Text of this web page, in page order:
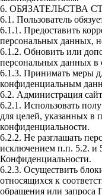
6. ОБЯЗАТЕЛЬСТВА
6.1. Пользователь
6.1.1. Предоставить
персональных данных,
6.1.2. Обновить или
персональных данных в
6.1.3. Принимать меры
конфиденциальным
6.2. Администрация
6.2.1. Использовать
для целей, указанных в
конфиденциальности.
6.2.2. Не разглашать
исключением п.п. 5.2. и
Конфиденциальности.
6.2.3. Осуществить
относящихся к
обращения или запроса